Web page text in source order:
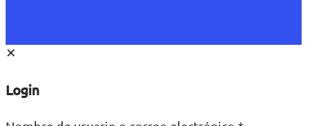
✕
Login